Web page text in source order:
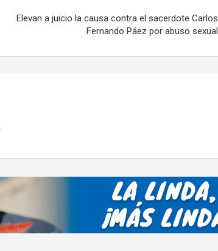
tir
Elevan a juicio la causa contra el sacerdote Carlos
Fernando Páez por abuso sexual